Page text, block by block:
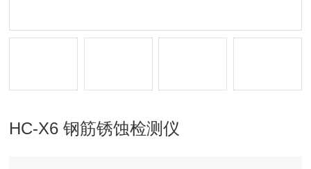
HC-X6 钢筋锈蚀检测仪